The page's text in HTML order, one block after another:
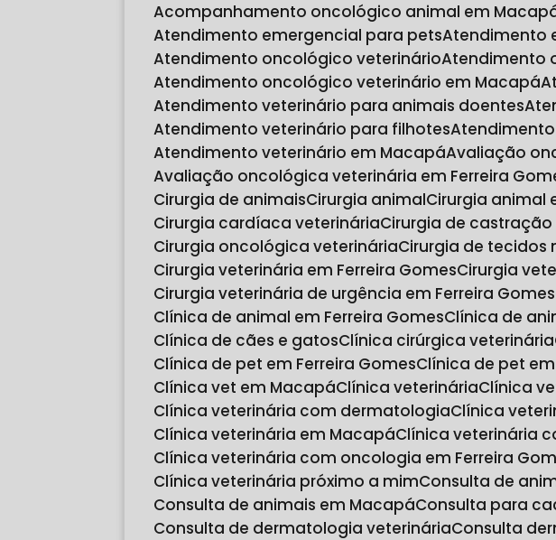
Acompanhamento oncológico animal em
Atendimento emergencial para pets
Atendimento oncológico veterinário
Atendimento oncológico veterinário em Macapá
Atendimento veterinário para animais doentes
Atendimento veterinário para filhotes
Atendimento veterinário em Macapá Avaliação
Avaliação oncológica veterinária em Ferreira
Cirurgia de animais Cirurgia animal Cirurgia animal
Cirurgia cardíaca veterinária Cirurgia de
Cirurgia oncológica veterinária Cirurgia de
Cirurgia veterinária em Ferreira Gomes Cirurgia
Cirurgia veterinária de urgência em Ferreira Gomes
Clínica de animal em Ferreira Gomes Clínica de
Clínica de cães e gatos Clínica cirúrgica veterinária
Clínica de pet em Ferreira Gomes Clínica de pet
Clínica vet em Macapá Clínica veterinária Clínica
Clínica veterinária com dermatologia Clínica
Clínica veterinária em Macapá Clínica veterinária
Clínica veterinária com oncologia em Ferreira
Clínica veterinária próximo a mim Consulta de
Consulta de animais em Macapá Consulta para
Consulta de dermatologia veterinária Consulta